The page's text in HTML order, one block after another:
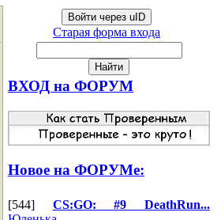
Войти через uID
Старая форма входа
ВХОД на ФОРУМ
Новое на ФОРУМе:
[544] CS:GO: #9 DeathRun...